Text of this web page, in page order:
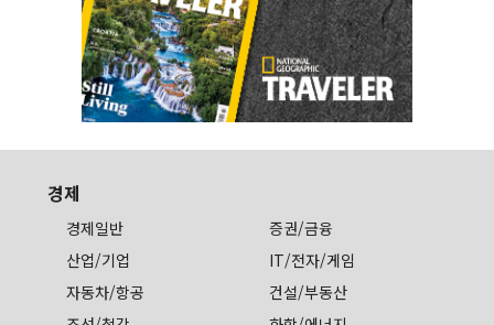
경제
경제일반
증권/금융
산업/기업
IT/전자/게임
자동차/항공
건설/부동산